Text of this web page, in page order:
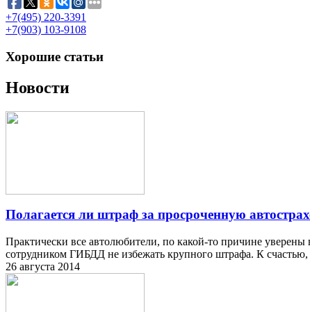
+7(495) 220-3391
+7(903) 103-9108
Хорошие статьи
Новости
Полагается ли штраф за просроченную
Практически все автолюбители, по какой-то причине
сотрудником ГИБДД не избежать крупного штрафа. К счастью,
26 августа 2014